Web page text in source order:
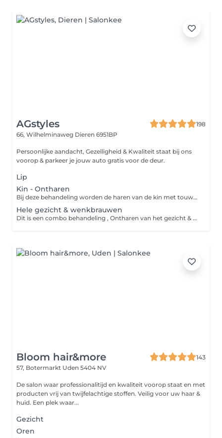
AGstyles
198
66, Wilhelminaweg Dieren 6951BP
Persoonlijke aandacht, Gezelligheid & Kwaliteit staat bij ons
voorop & parkeer je jouw auto gratis voor de deur.
Lip
Kin - Ontharen
Bij deze behandeling worden de haren van de kin met touw verwijderd zodat ook alle donsharen worden mee verwijderd voor een glad resultaat.
Hele gezicht & wenkbrauwen
Dit is een combo behandeling , Ontharen van het gezicht & wenkbrauwen epileren. De haren van het gezicht worden met touw verwijderd zodat ook alle donsharen worden mee verwijderd voor een glad resultaat van het gezicht. Daarna ontharen we de ongewenste haartjes bij de wenkbrauwen met touw en pincet. Ook worden je wenkbrauwen in vorm gebracht die het beste bij jouw gezicht past en/of die je graag wilt.
Bloom hair&more
143
57, Botermarkt Uden 5404 NV
De salon waar professionalitijd en kwaliteit voorop staat en met
producten vrij van twijfelachtige stoffen. Veilig voor uw haar &
huid. Een plek waar...
Gezicht
Oren